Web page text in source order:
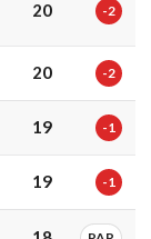
20 -2
20 -2
19 -1
19 -1